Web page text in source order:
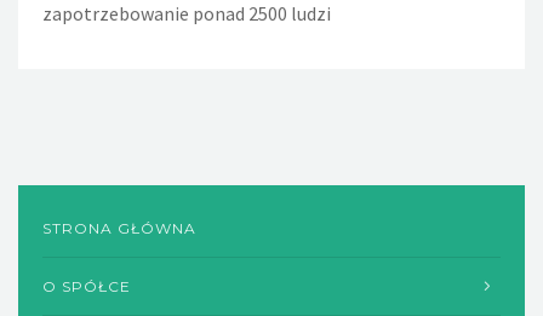
zapotrzebowanie ponad 2500 ludzi
spłuczka w WC powoduje wyciek w ciągu dnia około 720
STRONA GŁÓWNA
O SPÓŁCE